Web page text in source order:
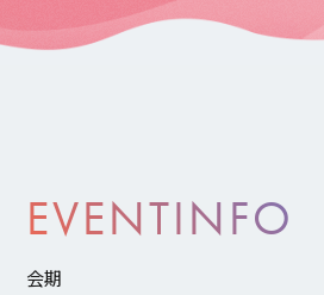
EVENTINFO
会期